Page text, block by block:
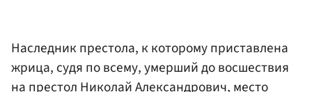
Наследник престола, к которому приставлена
жрица, судя по всему, умерший до восшествия
на престол Николай Александрович, место